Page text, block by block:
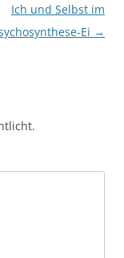
Ich und Selbst im
Ei →